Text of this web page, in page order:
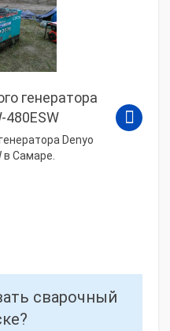
генератора
480ESW
Denyo
в Самаре.
сварочный